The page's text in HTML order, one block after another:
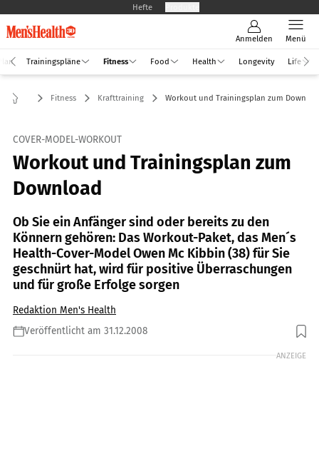
Hefte
Anmelden Menü
Trainingspläne Fitness Food Health Longevity Life
Fitness Krafttraining Workout und Trainingsplan zum
COVER-MODEL-WORKOUT
Workout und Trainingsplan zum
Download
Ob Sie ein Anfänger sind oder bereits zu den
Könnern gehören: Das Workout-Paket, das Men´s
Health-Cover-Model Owen Mc Kibbin (38) für Sie
geschnürt hat, wird für positive Überraschungen
und für große Erfolge sorgen
Redaktion Men's Health
Veröffentlicht am 31.12.2008
ANZEIGE